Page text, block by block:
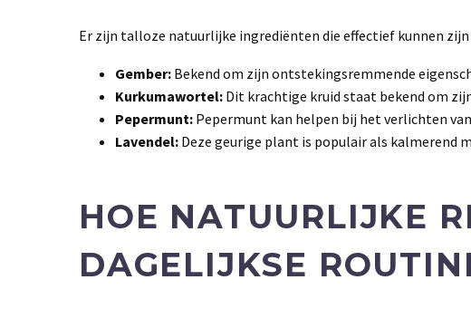
Er zijn talloze natuurlijke ingrediënten die effectief kunnen
Gember: Bekend om zijn ontstekingsremmende
Kurkumawortel: Dit krachtige kruid staat bekend om
Pepermunt: Pepermunt kan helpen bij het verlichten
Lavendel: Deze geurige plant is populair als kalmerend
HOE NATUURLIJKE
DAGELIJKSE